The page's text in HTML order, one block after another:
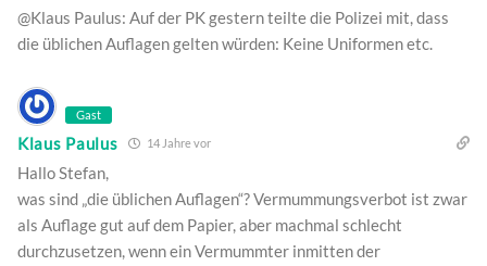
@Klaus Paulus: Auf der PK gestern teilte die Polizei mit, dass
die üblichen Auflagen gelten würden: Keine Uniformen etc.
Gast
Klaus Paulus 14 Jahre vor
Hallo Stefan,
was sind „die üblichen Auflagen“? Vermummungsverbot ist zwar
als Auflage gut auf dem Papier, aber machmal schlecht
durchzusetzen, wenn ein Vermummter inmitten der